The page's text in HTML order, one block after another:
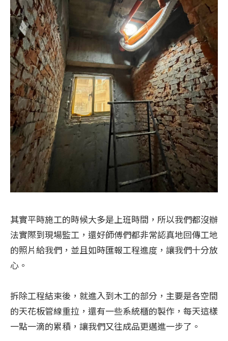
其實平時施工的時候大多是上班時間，所以我們都沒辦
法實際到現場監工，還好師傅們都非常認真地回傳工地
的照片給我們，並且如時匯報工程進度，讓我們十分放
心。
拆除工程結束後，就進入到木工的部分，主要是各空間
的天花板管線重拉，還有一些系統櫃的製作，每天這樣
一點一滴的累積，讓我們又往成品更邁進一步了。